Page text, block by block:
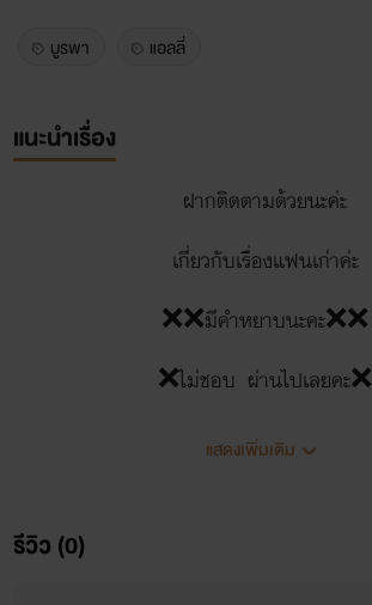
บูรพา แอลลี่
แนะนำเรื่อง
ฝากติดตามด้วยนะค่ะ
เกี่ยวกับเรื่องแฟนเก่าค่ะ
❌❌มีคำหยาบนะคะ❌❌
❌ไม่ชอบ ผ่านไปเลยคะ❌
แสดงเพิ่มเติม
รีวิว (0)